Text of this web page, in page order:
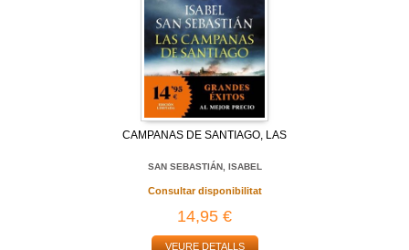
CAMPANAS DE SANTIAGO, LAS
SAN SEBASTIÁN, ISABEL
Consultar disponibilitat
14,95 €
VEURE DETALLS